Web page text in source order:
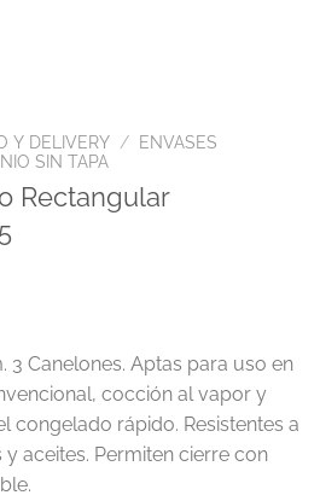
Y DELIVERY /
ENVASES
SIN TAPA
Rectangular
3 Canelones. Aptas para uso en
cocción al vapor y
congelado rápido. Resistentes a
aceites. Permiten cierre con